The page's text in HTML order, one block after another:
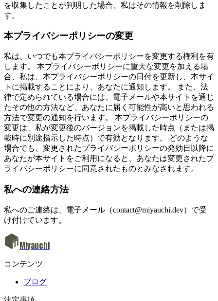
を収集したことが判明した場合、私はその情報を削除しま
す。
本プライバシーポリシーの変更
私は、いつでも本プライバシーポリシーを変更する権利を有
します。 本プライバシーポリシーに重大な変更を加える場
合、私は、本プライバシーポリシーの日付を更新し、本サイ
トに掲載することにより、あなたに通知します。 また、法
律で定められている場合には、電子メールや本サイトを通じ
たその他の方法など、あなたに届く可能性が高いと思われる
方法で変更の通知を行います。 本プライバシーポリシーの
変更は、私が変更後のバージョンを掲載した時点（または掲
載時に別途指示した時点）で有効となります。 どのような
場合でも、変更されたプライバシーポリシーの発効日以降に
あなたが本サイトをご利用になると、あなたは変更されたプ
ライバシーポリシーに同意されたものとみなされます。
私への連絡方法
私へのご連絡は、電子メール（contact@miyauchi.dev）で受
け付けています。
Miyauchi
コンテンツ
ブログ